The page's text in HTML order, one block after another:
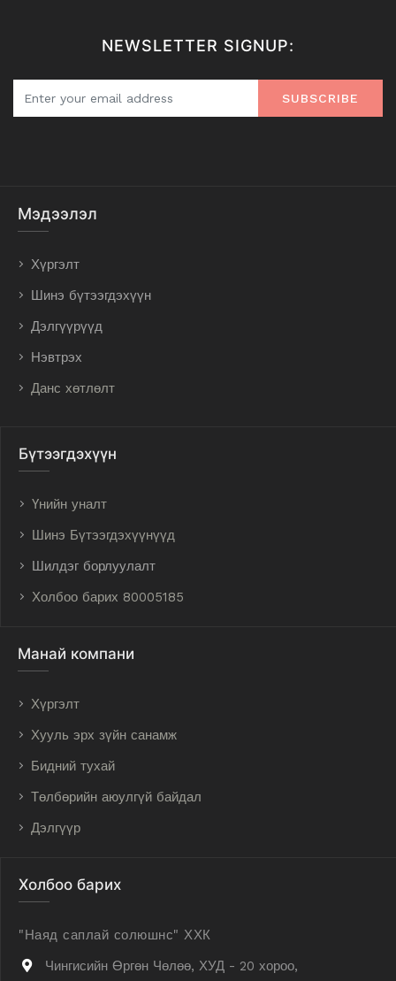
NEWSLETTER SIGNUP:
SUBSCRIBE
Мэдээлэл
Хүргэлт
Шинэ бүтээгдэхүүн
Дэлгүүрүүд
Нэвтрэх
Данс хөтлөлт
Бүтээгдэхүүн
Үнийн уналт
Шинэ Бүтээгдэхүүнүүд
Шилдэг борлуулалт
Холбоо барих 80005185
Манай компани
Хүргэлт
Хууль эрх зүйн санамж
Бидний тухай
Төлбөрийн аюулгүй байдал
Дэлгүүр
Холбоо барих
"Наяд саплай солюшнс" ХХК
Чингисийн Өргөн Чөлөө, ХУД - 20 хороо,